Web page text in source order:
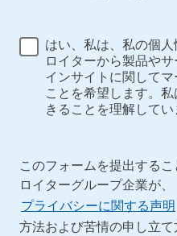
はい、私は、私の個
ロイターから製品や
インサイトに関して
ことを希望します。
きることを理解してい
このフォームを提出する
ロイターグループ企業が、
プライバシーに関する声明
方法および苦情の申し立